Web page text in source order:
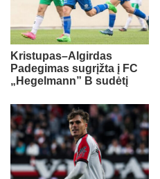
Kristupas–Algirdas
Padegimas sugrįžta į FC
„Hegelmann” B sudėtį